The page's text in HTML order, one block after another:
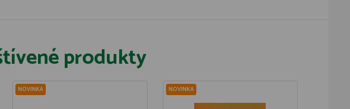
produkty
NOVINKA NOVINKA